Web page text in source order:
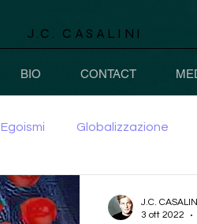
J.C. CASALINI
BIO CONTACT
Egoismi Globalizzazione
J.C.
3 ott 2022